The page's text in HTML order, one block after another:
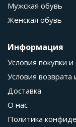
Мужская обувь
Женская обувь
Информация
Условия покупки и
Условия возврата
Доставка
О нас
Политика